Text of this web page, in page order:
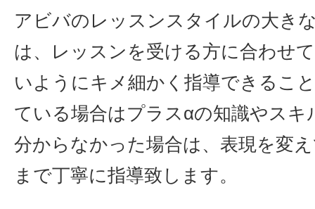
アビバのレッスンスタイルの大き
は、レッスンを受ける方に合わせ
いようにキメ細かく指導できるこ
ている場合はプラスαの知識やスキ
分からなかった場合は、表現を変
まで丁寧に指導致します。